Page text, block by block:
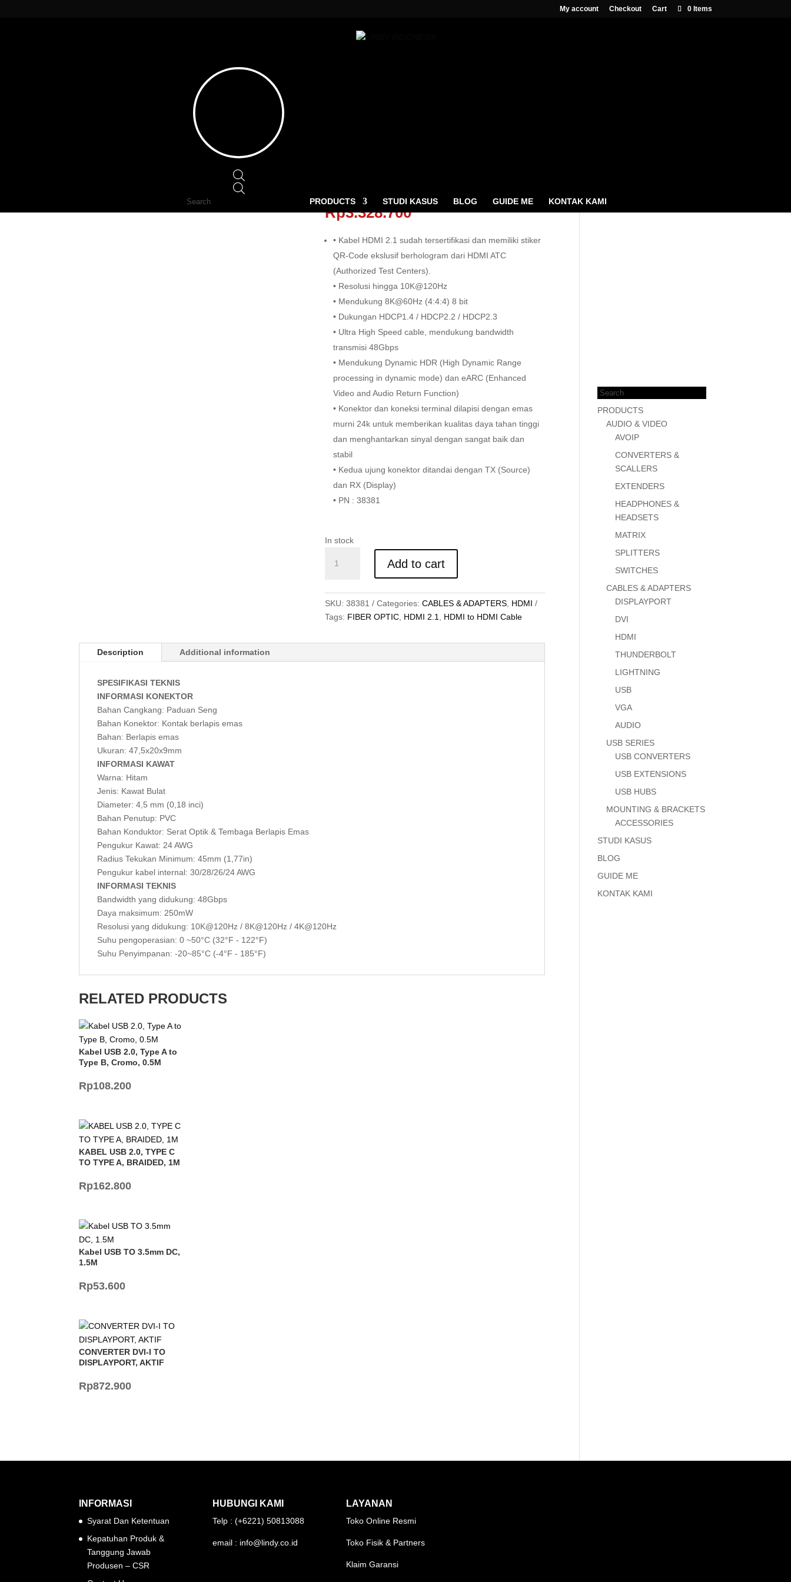
My account Checkout Cart 0 Items
search
PRODUCTS STUDI KASUS BLOG GUIDE ME KONTAK KAMI
HDMI / Kabel HDMI Ultra High Speed, HDMI to HDMI, Fiber Optic Hybrid, 15M
Rp3.328.700
• Kabel HDMI 2.1 sudah tersertifikasi dan memiliki stiker
QR-Code ekslusif berhologram dari HDMI ATC
(Authorized Test Centers).
• Resolusi hingga 10K@120Hz
• Mendukung 8K@60Hz (4:4:4) 8 bit
• Dukungan HDCP1.4 / HDCP2.2 / HDCP2.3
• Ultra High Speed cable, mendukung bandwidth
transmisi 48Gbps
• Mendukung Dynamic HDR (High Dynamic Range
processing in dynamic mode) dan eARC (Enhanced
Video and Audio Return Function)
• Konektor dan koneksi terminal dilapisi dengan emas
murni 24k untuk memberikan kualitas daya tahan tinggi
dan menghantarkan sinyal dengan sangat baik dan
stabil
• Kedua ujung konektor ditandai dengan TX (Source)
dan RX (Display)
• PN : 38381
In stock
HDMI
High
Speed,
HDMI
Fiber
Add to cart
SKU: 38381 Categories: CABLES & ADAPTERS, HDMI
Tags: FIBER OPTIC, HDMI 2.1 HDMI to HDMI Cable
Description Additional information
SPESIFIKASI TEKNIS
INFORMASI KONEKTOR
Bahan Cangkang: Paduan Seng
Bahan Konektor: Kontak berlapis emas
Bahan: Berlapis emas
Ukuran: 47,5x20x9mm
INFORMASI KAWAT
Warna: Hitam
Jenis: Kawat Bulat
Diameter: 4,5 mm (0,18 inci)
Bahan Penutup: PVC
Bahan Konduktor: Serat Optik & Tembaga Berlapis Emas
Pengukur Kawat: 24 AWG
Radius Tekukan Minimum: 45mm (1,77in)
Pengukur kabel internal: 30/28/26/24 AWG
INFORMASI TEKNIS
Bandwidth yang didukung: 48Gbps
Daya maksimum: 250mW
Resolusi yang didukung: 10K@120Hz / 8K@120Hz / 4K@120Hz
Suhu pengoperasian: 0 ~50°C (32°F - 122°F)
Suhu Penyimpanan: -20~85°C (-4°F - 185°F)
RELATED PRODUCTS
Kabel USB 2.0, Type A to
Type B, Cromo, 0.5M
Rp108.200
KABEL USB 2.0, TYPE C
TO TYPE A, BRAIDED, 1M
Rp162.800
Kabel USB TO 3.5mm DC,
1.5M
Rp53.600
CONVERTER DVI-I TO
DISPLAYPORT, AKTIF
Rp872.900
Cart
search
PRODUCTS
AUDIO & VIDEO
AVOIP
CONVERTERS &
SCALLERS
EXTENDERS
HEADPHONES &
HEADSETS
MATRIX
SPLITTERS
SWITCHES
CABLES & ADAPTERS
DISPLAYPORT
DVI
HDMI
THUNDERBOLT
LIGHTNING
USB
VGA
AUDIO
USB SERIES
USB CONVERTERS
USB EXTENSIONS
USB HUBS
MOUNTING & BRACKETS
ACCESSORIES
STUDI KASUS
BLOG
GUIDE ME
KONTAK KAMI
INFORMASI
Syarat Dan Ketentuan
Kepatuhan Produk &
Tanggung Jawab
Produsen – CSR
HUBUNGI KAMI
Telp : (+6221) 50813088
email : info@lindy.co.id
LAYANAN
Toko Online Resmi
Toko Fisik & Partners
Klaim Garansi